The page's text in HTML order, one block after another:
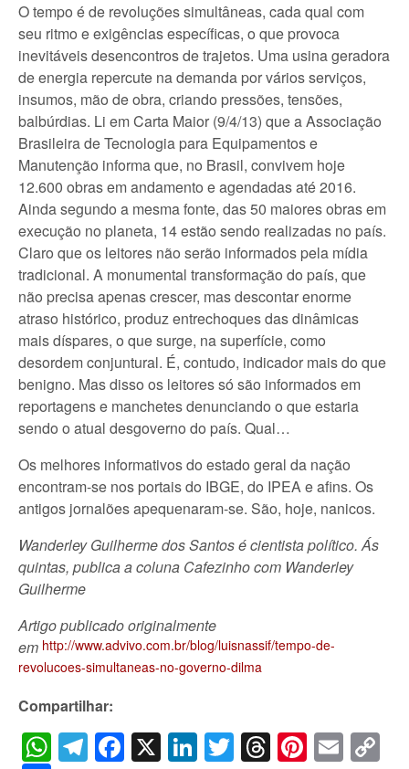
O tempo é de revoluções simultâneas, cada qual com
seu ritmo e exigências específicas, o que provoca
inevitáveis desencontros de trajetos. Uma usina geradora
de energia repercute na demanda por vários serviços,
insumos, mão de obra, criando pressões, tensões,
balbúrdias. Li em Carta Maior (9/4/13) que a Associação
Brasileira de Tecnologia para Equipamentos e
Manutenção informa que, no Brasil, convivem hoje
12.600 obras em andamento e agendadas até 2016.
Ainda segundo a mesma fonte, das 50 maiores obras em
execução no planeta, 14 estão sendo realizadas no país.
Claro que os leitores não serão informados pela mídia
tradicional. A monumental transformação do país, que
não precisa apenas crescer, mas descontar enorme
atraso histórico, produz entrechoques das dinâmicas
mais díspares, o que surge, na superfície, como
desordem conjuntural. É, contudo, indicador mais do que
benigno. Mas disso os leitores só são informados em
reportagens e manchetes denunciando o que estaria
sendo o atual desgoverno do país. Qual…
Os melhores informativos do estado geral da nação
encontram-se nos portais do IBGE, do IPEA e afins. Os
antigos jornalões apequenaram-se. São, hoje, nanicos.
Wanderley Guilherme dos Santos é cientista político. Ás
quintas, publica a coluna Cafezinho com Wanderley
Guilherme
Artigo publicado originalmente
em http://www.advivo.com.br/blog/luisnassif/tempo-de-
revolucoes-simultaneas-no-governo-dilma
Compartilhar:
WhatsApp
Telegram
Facebook
X LinkedIn
Twitter
Threads